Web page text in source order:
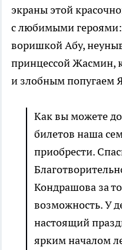
экраны этой
с любимыми
воришкой Абу,
принцессой
и злобным попугаем
Как вы можете
билетов наша
приобрести.
Кондрашова за
возможность. У
настоящий
ярким началом